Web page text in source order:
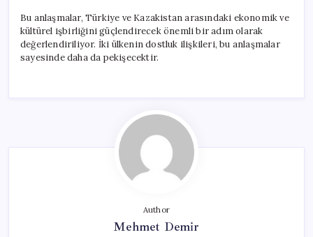
Bu anlaşmalar, Türkiye ve Kazakistan arasındaki ekonomik ve
kültürel işbirliğini güçlendirecek önemli bir adım olarak
değerlendiriliyor. İki ülkenin dostluk ilişkileri, bu anlaşmalar
sayesinde daha da pekişecektir.
Author
Mehmet Demir